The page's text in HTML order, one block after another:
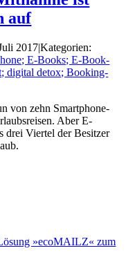
auf
2017|Kategorien:
E-Books; E-Book-
digital detox; Booking-
von zehn Smartphone-
Aber E-
drei Viertel der Besitzer
»ecoMAILZ« zum